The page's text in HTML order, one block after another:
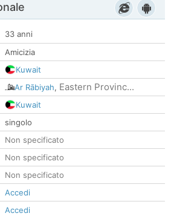
33 anni
Amicizia
Kuwait
Ar Rābiyah, Eastern Provinc...
Kuwait
singolo
Non specificato
Non specificato
Non specificato
Accedi
Accedi